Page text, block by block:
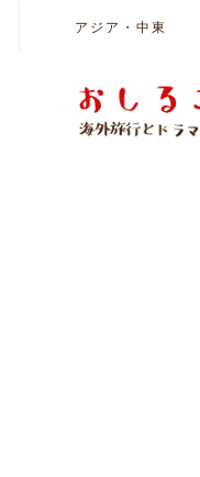
アジア・中東